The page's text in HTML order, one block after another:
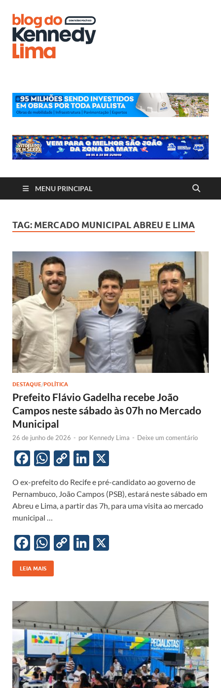
MENU PRINCIPAL
TAG: MERCADO MUNICIPAL ABREU E LIMA
DESTAQUE/POLÍTICA
Prefeito Flávio Gadelha recebe João
Campos neste sábado às 07h no Mercado
Municipal
26 de junho de 2026 - por Kennedy Lima - Deixe um comentário
F
e
b
o
o
k
W
at
s
A
p
p
C
p
y
n
k
Li
k
e
n
O ex-prefeito do Recife e pré-candidato ao governo de
Pernambuco, João Campos (PSB), estará neste sábado em
Abreu e Lima, a partir das 7h, para uma visita ao mercado
municipal …
F
ac
e
o
o
k
W
h
at
A
p
p
C
Li
n
k
Li
dI
n
LEIA MAIS